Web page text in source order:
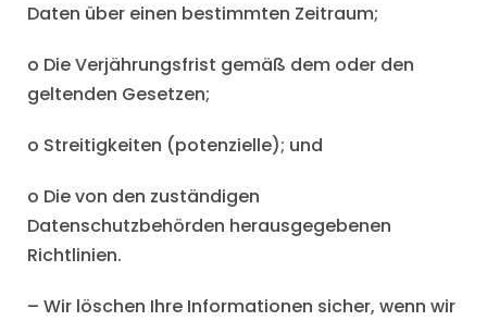
Daten über einen bestimmten Zeitraum;
o Die Verjährungsfrist gemäß dem oder den
geltenden Gesetzen;
o Streitigkeiten (potenzielle); und
o Die von den zuständigen
Datenschutzbehörden herausgegebenen
Richtlinien.
– Wir löschen Ihre Informationen sicher, wenn wir